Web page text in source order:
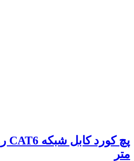
متر